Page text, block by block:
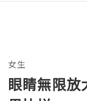
女生
眼睛無限放